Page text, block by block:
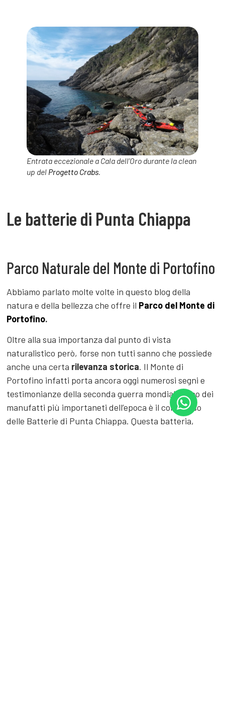
Entrata eccezionale a Cala dell’Oro durante la clean
up del Progetto Crabs.
Le batterie di Punta Chiappa
Parco Naturale del Monte di Portofino
Abbiamo parlato molte volte in questo blog della
natura e della bellezza che offre il Parco del Monte di
Portofino.
Oltre alla sua importanza dal punto di vista
naturalistico però, forse non tutti sanno che possiede
anche una certa rilevanza storica. Il Monte di
Portofino infatti porta ancora oggi numerosi segni e
testimonianze della seconda guerra mondiale. Uno dei
manufatti più importaneti dell’epoca è il complesso
delle Batterie di Punta Chiappa. Questa batteria,